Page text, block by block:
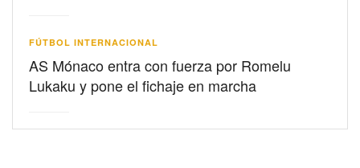
FÚTBOL INTERNACIONAL
AS Mónaco entra con fuerza por Romelu
Lukaku y pone el fichaje en marcha